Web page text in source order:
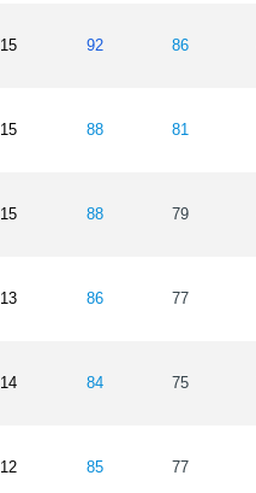
15 92 86
15 88 81
15 88 79
13 86 77
14 84 75
12 85 77